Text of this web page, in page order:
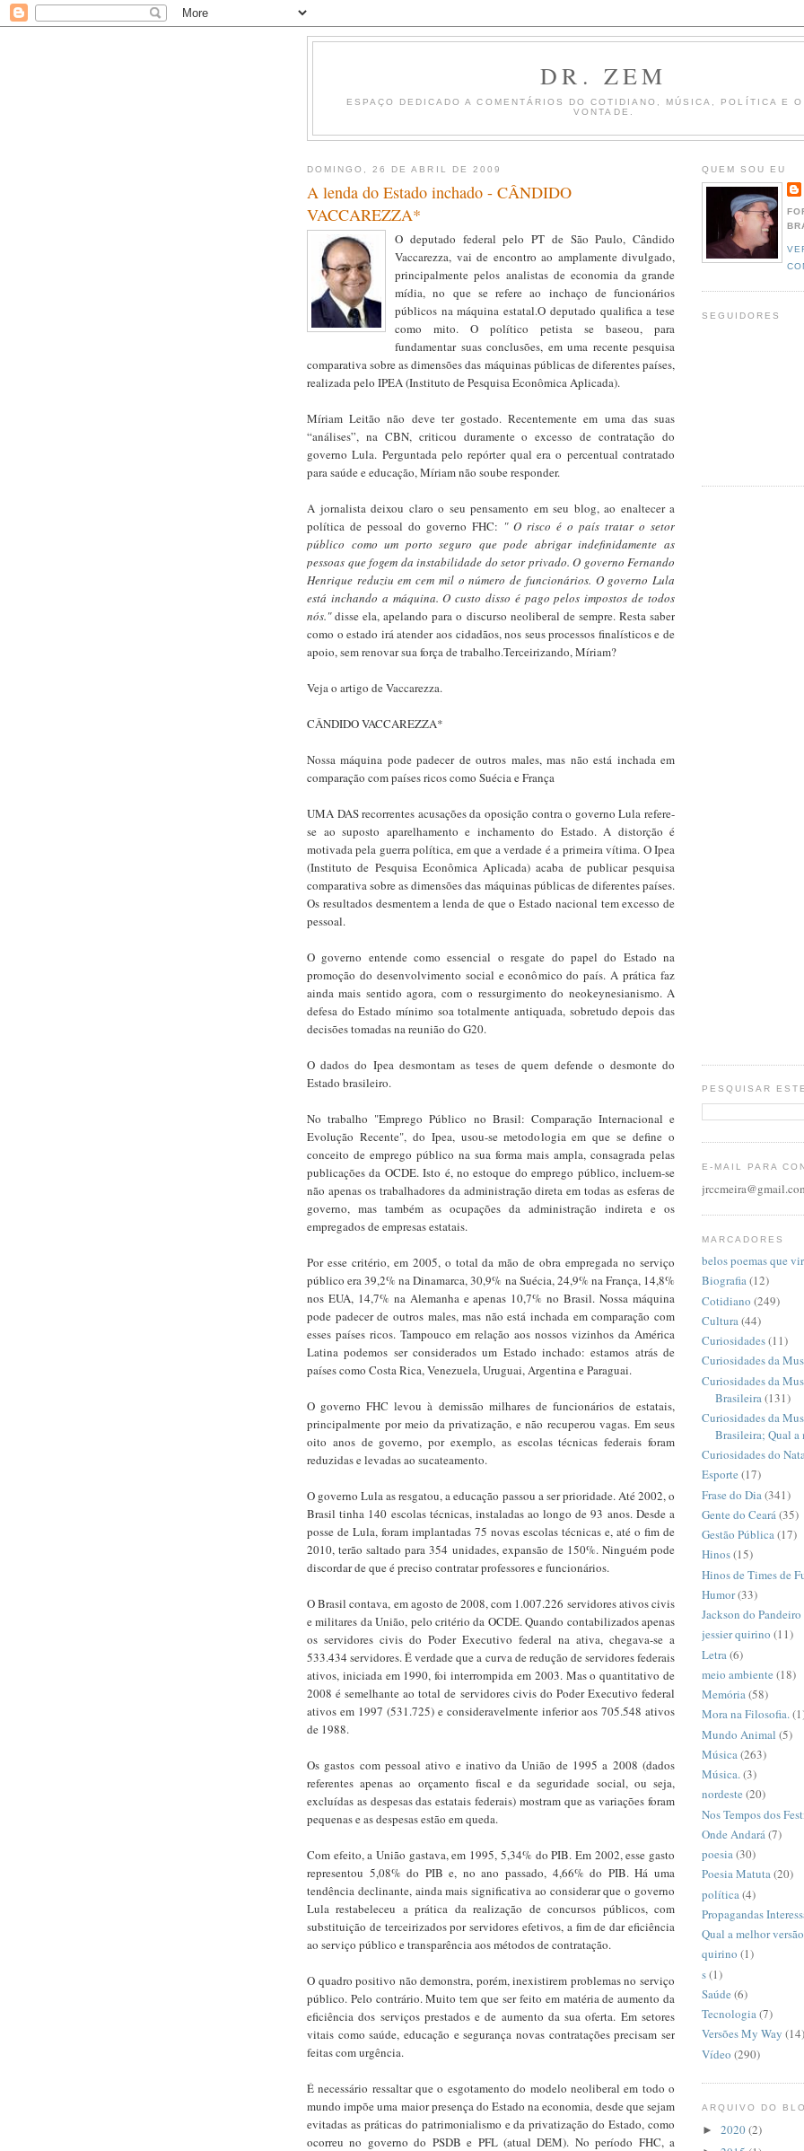
DR. ZEM
ESPAÇO DEDICADO A COMENTÁRIOS DO COTIDIANO, MÚSICA, POLÍTICA E O
VONTADE.
DOMINGO, 26 DE ABRIL DE 2009
A lenda do Estado inchado - CÂNDIDO
VACCAREZZA*
O deputado federal pelo PT de São Paulo, Cândido
Vaccarezza, vai de encontro ao amplamente divulgado,
principalmente pelos analistas de economia da grande
mídia, no que se refere ao inchaço de funcionários
públicos na máquina estatal.O deputado qualifica a tese
como mito. O político petista se baseou, para
fundamentar suas conclusões, em uma recente pesquisa
comparativa sobre as dimensões das máquinas públicas de diferentes países,
realizada pelo IPEA (Instituto de Pesquisa Econômica Aplicada).
Míriam Leitão não deve ter gostado. Recentemente em uma das suas
“análises”, na CBN, criticou duramente o excesso de contratação do
governo Lula. Perguntada pelo repórter qual era o percentual contratado
para saúde e educação, Míriam não soube responder.
A jornalista deixou claro o seu pensamento em seu blog, ao enaltecer a
política de pessoal do governo FHC: " O risco é o país tratar o setor
público como um porto seguro que pode abrigar indefinidamente as
pessoas que fogem da instabilidade do setor privado. O governo Fernando
Henrique reduziu em cem mil o número de funcionários. O governo Lula
está inchando a máquina. O custo disso é pago pelos impostos de todos
nós."disse ela, apelando para o discurso neoliberal de sempre. Resta saber
como o estado irá atender aos cidadãos, nos seus processos finalísticos e de
apoio, sem renovar sua força de trabalho.Terceirizando, Míriam?
Veja o artigo de Vaccarezza.
CÂNDIDO VACCAREZZA*
Nossa máquina pode padecer de outros males, mas não está inchada em
comparação com países ricos como Suécia e França
UMA DAS recorrentes acusações da oposição contra o governo Lula refere-
se ao suposto aparelhamento e inchamento do Estado. A distorção é
motivada pela guerra política, em que a verdade é a primeira vítima. O Ipea
(Instituto de Pesquisa Econômica Aplicada) acaba de publicar pesquisa
comparativa sobre as dimensões das máquinas públicas de diferentes países.
Os resultados desmentem a lenda de que o Estado nacional tem excesso de
pessoal.
O governo entende como essencial o resgate do papel do Estado na
promoção do desenvolvimento social e econômico do país. A prática faz
ainda mais sentido agora, com o ressurgimento do neokeynesianismo. A
defesa do Estado mínimo soa totalmente antiquada, sobretudo depois das
decisões tomadas na reunião do G20.
O dados do Ipea desmontam as teses de quem defende o desmonte do
Estado brasileiro.
No trabalho "Emprego Público no Brasil: Comparação Internacional e
Evolução Recente", do Ipea, usou-se metodologia em que se define o
conceito de emprego público na sua forma mais ampla, consagrada pelas
publicações da OCDE. Isto é, no estoque do emprego público, incluem-se
não apenas os trabalhadores da administração direta em todas as esferas de
governo, mas também as ocupações da administração indireta e os
empregados de empresas estatais.
Por esse critério, em 2005, o total da mão de obra empregada no serviço
público era 39,2% na Dinamarca, 30,9% na Suécia, 24,9% na França, 14,8%
nos EUA, 14,7% na Alemanha e apenas 10,7% no Brasil. Nossa máquina
pode padecer de outros males, mas não está inchada em comparação com
esses países ricos. Tampouco em relação aos nossos vizinhos da América
Latina podemos ser considerados um Estado inchado: estamos atrás de
países como Costa Rica, Venezuela, Uruguai, Argentina e Paraguai.
O governo FHC levou à demissão milhares de funcionários de estatais,
principalmente por meio da privatização, e não recuperou vagas. Em seus
oito anos de governo, por exemplo, as escolas técnicas federais foram
reduzidas e levadas ao sucateamento.
O governo Lula as resgatou, a educação passou a ser prioridade. Até 2002, o
Brasil tinha 140 escolas técnicas, instaladas ao longo de 93 anos. Desde a
posse de Lula, foram implantadas 75 novas escolas técnicas e, até o fim de
2010, terão saltado para 354 unidades, expansão de 150%. Ninguém pode
discordar de que é preciso contratar professores e funcionários.
O Brasil contava, em agosto de 2008, com 1.007.226 servidores ativos civis
e militares da União, pelo critério da OCDE. Quando contabilizados apenas
os servidores civis do Poder Executivo federal na ativa, chegava-se a
533.434 servidores. É verdade que a curva de redução de servidores federais
ativos, iniciada em 1990, foi interrompida em 2003. Mas o quantitativo de
2008 é semelhante ao total de servidores civis do Poder Executivo federal
ativos em 1997 (531.725) e consideravelmente inferior aos 705.548 ativos
de 1988.
Os gastos com pessoal ativo e inativo da União de 1995 a 2008 (dados
referentes apenas ao orçamento fiscal e da seguridade social, ou seja,
excluídas as despesas das estatais federais) mostram que as variações foram
pequenas e as despesas estão em queda.
Com efeito, a União gastava, em 1995, 5,34% do PIB. Em 2002, esse gasto
representou 5,08% do PIB e, no ano passado, 4,66% do PIB. Há uma
tendência declinante, ainda mais significativa ao considerar que o governo
Lula restabeleceu a prática da realização de concursos públicos, com
substituição de terceirizados por servidores efetivos, a fim de dar eficiência
ao serviço público e transparência aos métodos de contratação.
O quadro positivo não demonstra, porém, inexistirem problemas no serviço
público. Pelo contrário. Muito tem que ser feito em matéria de aumento da
eficiência dos serviços prestados e de aumento da sua oferta. Em setores
vitais como saúde, educação e segurança novas contratações precisam ser
feitas com urgência.
É necessário ressaltar que o esgotamento do modelo neoliberal em todo o
mundo impõe uma maior presença do Estado na economia, desde que sejam
evitadas as práticas do patrimonialismo e da privatização do Estado, como
ocorreu no governo do PSDB e PFL (atual DEM). No período FHC, a
QUEM SOU EU
SEGUIDORES
PESQUISAR
E-MAIL PARA
MARCADORES
belos poemas que
Biografia(12)
Cotidiano (249)
Cultura(44)
Curiosidades(11)
Curiosidades da
Curiosidades da
Brasileira(131)
Curiosidades da
Brasileira; Qual a
Curiosidades do
Esporte (17)
Frase do Dia(341)
Gente do Ceará(35)
Gestão Pública(17)
Hinos(15)
Hinos de Times de
Humor(33)
Jackson do Pandeiro
jessier quirino (11)
Letra(6)
meio ambiente (18)
Memória(58)
Mora na Filosofia.
Mundo Animal (5)
Música(263)
Música.(3)
nordeste (20)
Nos Tempos dos
Onde Andará(7)
poesia(30)
Poesia Matuta(20)
política(4)
Propagandas
Qual a melhor
quirino (1)
s(1)
Saúde (6)
Tecnologia(7)
Versões My Way (14)
Vídeo (290)
ARQUIVO DO
► 2020(2)